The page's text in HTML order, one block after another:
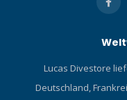
Lucas Divestore
Deutschland,